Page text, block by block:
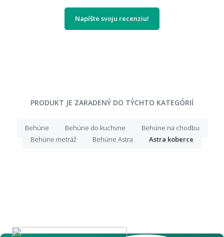
Napíšte svoju recenziu!
PRODUKT JE ZARADENÝ DO TÝCHTO KATEGÓRIÍ
Behúne Behúne do kuchyne
Behúne na chodbu
Behúne metráž
Behúne Astra Astra koberce